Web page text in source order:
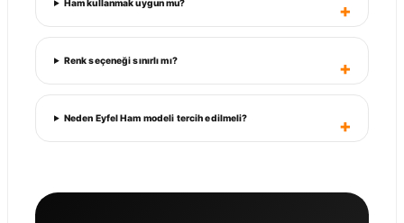
Ham kullanmak uygun mu?
Renk seçeneği sınırlı mı?
Neden Eyfel Ham modeli tercih edilmeli?